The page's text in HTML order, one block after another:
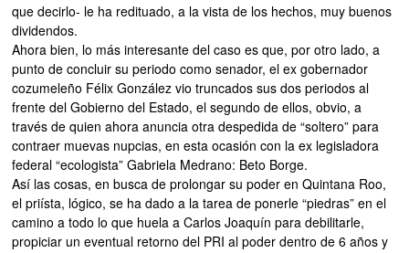
que decirlo- le ha redituado, a la vista de los hechos, muy buenos
dividendos.
Ahora bien, lo más interesante del caso es que, por otro lado, a
punto de concluir su periodo como senador, el ex gobernador
cozumeleño Félix González vio truncados sus dos periodos al
frente del Gobierno del Estado, el segundo de ellos, obvio, a
través de quien ahora anuncia otra despedida de “soltero” para
contraer muevas nupcias, en esta ocasión con la ex legisladora
federal “ecologista” Gabriela Medrano: Beto Borge.
Así las cosas, en busca de prolongar su poder en Quintana Roo,
el priísta, lógico, se ha dado a la tarea de ponerle “piedras” en el
camino a todo lo que huela a Carlos Joaquín para debilitarle,
propiciar un eventual retorno del PRI al poder dentro de 6 años y